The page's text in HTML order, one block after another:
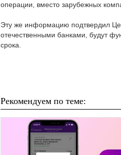
операции, вместо зарубежных
Эту же информацию подтвердил
отечественными банками, будут
срока.
Рекомендуем по теме: